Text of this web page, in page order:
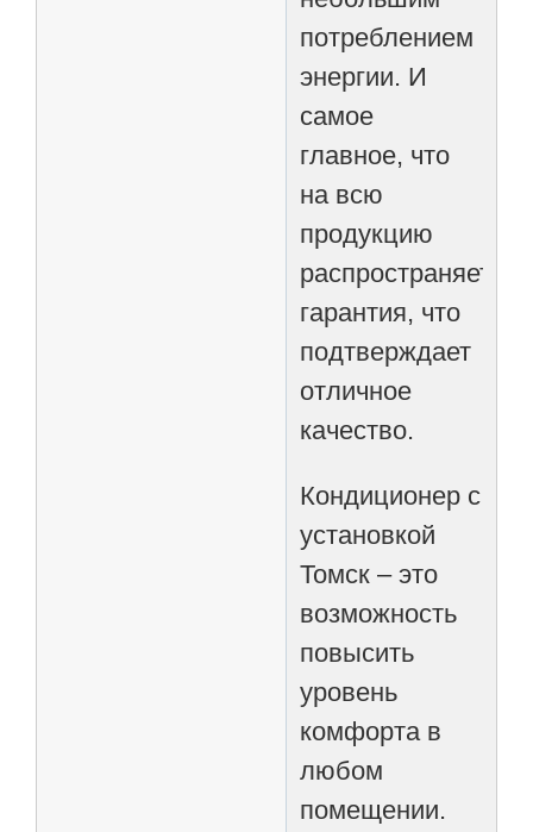
потреблением
энергии. И
самое
главное, что
на всю
продукцию
распространяется
гарантия, что
подтверждает
отличное
качество.
Кондиционер с
установкой
Томск – это
возможность
повысить
уровень
комфорта в
любом
помещении.